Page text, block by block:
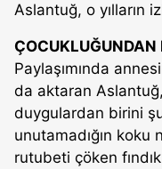
Aslantuğ, o yılların
ÇOCUKLUĞUNDAN
Paylaşımında
da aktaran
duygulardan birini
unutamadığın koku
rutubeti çöken